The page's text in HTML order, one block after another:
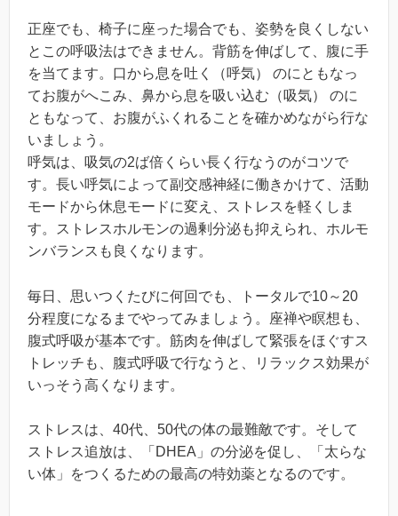
正座でも、椅子に座った場合でも、姿勢を良くしない
とこの呼吸法はできません。背筋を伸ばして、腹に手
を当てます。口から息を吐く（呼気） のにともなっ
てお腹がへこみ、鼻から息を吸い込む（吸気） のに
ともなって、お腹がふくれることを確かめながら行な
いましょう。
呼気は、吸気の2ば倍くらい長く行なうのがコツで
す。長い呼気によって副交感神経に働きかけて、活動
モードから休息モードに変え、ストレスを軽くしま
す。ストレスホルモンの過剰分泌も抑えられ、ホルモ
ンバランスも良くなります。
毎日、思いつくたびに何回でも、トータルで10～20
分程度になるまでやってみましょう。座禅や瞑想も、
腹式呼吸が基本です。筋肉を伸ばして緊張をほぐすス
トレッチも、腹式呼吸で行なうと、リラックス効果が
いっそう高くなります。
ストレスは、40代、50代の体の最難敵です。そして
ストレス追放は、「DHEA」の分泌を促し、「太らな
い体」をつくるための最高の特効薬となるのです。